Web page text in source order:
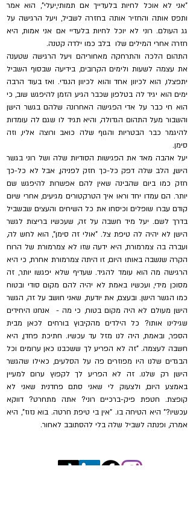
"אני לא אוכל לחיות בלעדייך אם תמותי,יעלי", הוא אמר
ותפס אותה והחזיר אותה בחזרה לשביל, ויעל הרגישה על
גג העולם. רוני לא יוכל לחיות בלעדיי אם אני אמות, היא
חזרה אחרי המילים שלו בלב כמו ילדה קטנה.
התהום הלכה והתרחקה מאחוריהם ויעל הרגישה שטענה
את עצמה לשעות ולימים הקרובים, בידיעה שבסוף השביל
יתפצלו, הוא לכיוון אחד והוא לכיוון הנגדי. ואז בעוד הרבה
ימים הוא יגיד לה בטלפון שכבר הגיע הזמן להיפגש שוב, כי
הוא חי כבר על אדי הפגישה האחרונה שלהם בגשר הישן
והשבור מעל התהום הגדולה, והיא תגיד לו שגם לה עומדות
להיגמר כבר הבטריות והגוף שלה כואב ורוצה אליו, וזה
סימן.
יעל אהבה מאד את הפגישות הסודיות שלה ושל רוני בגשר
הישן, הלב שלה דפק כל-כך חזק לפניהן, אבל לא כל-כך
חזק כמו ביום שהבינה שאין להם אפשרות להיפגש שם
יותר. הם עמדו יחד וראו איך הטרקטורים מגיעים, אחרי שיום
קודם עברו שופלים וכיסחו את כל השיחים והעצים שבשביל
בדרך לשם. יעל מיד חשבה על זה, שעכשיו בריצות לגשר
הישן לא יהיה לה טיפת צל. "אולי זה סימן", הוא לחש לה,
ועברה בה צמרמורת, היא ידעה שזו לא צמרמורת של הרוח
הקרה שנשבה באותו היום, זו היתה צמרמורת אחרת, כי היא
הרגישה מה הוא עומד להגיד. שעדיף שלא יפגשו יותר, זה
מסוכן מידי, ועכשיו באמת לא יהיה להם מקום סודי ובטוח
כמו הגשר הישן. ובעצם, את יודעת, שאני חושב על זה, הגשר
הישן מעולם לא היה מקום בטוח, כי מה - אנחנו היחידים
שגילינו אותו? כל הילדים מהקיבוץ בורחים לכאן מבית
הספר, ובאמת, היה לנו מזל עד עכשיו. חתיכת פחדן, היא
חשבה לעצמה. "זה לא הפריע לך ששכבנו כאן ערומים וכל
הבגדים שלנו היו מפוזרים פה על הסלעים, כאילו שהגשר
הישן רק שלנו. זה לא הפריע לך לקפוץ ערום למעיין
באמצע היום, ולצעוק לי שאני סתם פחדנית שאני לא
קופצת. חטפת פיק-ברכיים רוני? אתה מתחרט? דווקא
עכשיו?" היא הטיחה בו. "אין בי טיפת חרטה. בוא נזוז", היא
אמרה, ופנתה לשביל שלה בלי להסתובב לאחור.